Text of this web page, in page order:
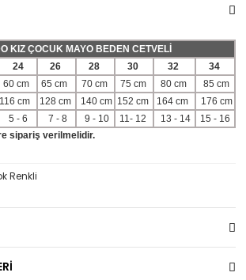
KIZ ÇOCUK MAYO BEDEN CETVELİ
24 26 28 30 32
34
60 cm 65 cm 70 cm 75 cm 80 cm
85 cm
116 cm 128 cm 140 cm 152 cm 164 cm
176 cm
5 - 6 7 - 8 9 - 10 11- 12 13 - 14
15 - 16
sipariş verilmelidir.
Renkli